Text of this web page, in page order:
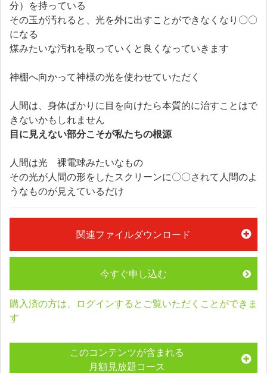
分）を持っている
その玉が汚れると、光を外に出すことができなくなり〇〇
になる
煤みたいな汚れを取っていくと良くなっていきます
神棚へ向かって神様の光を使わせていただく
人間は、身体ばかりに目を向けたら本質的に治すことはで
きないかもしれません
目に見えない部分こそが私たちの根源
人間は光 裸電球みたいなもの
その光が人間の形をしたスクリーンに〇〇されて人間のよ
うなものが見えているだけ
関連ファイルダウンロード
今すぐ申し込む
購入済の方は、ログインするとご覧いただくことができま
す
このコンテンツが含まれる
月額見放題コース